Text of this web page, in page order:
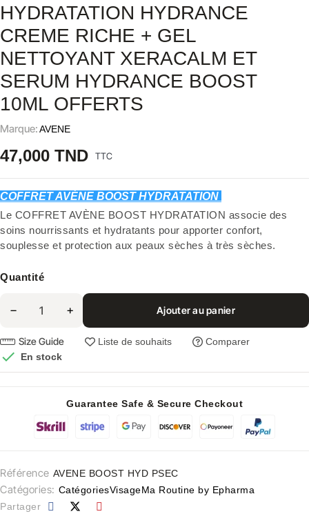
HYDRATATION HYDRANCE
CREME RICHE + GEL
NETTOYANT XERACALM ET
SERUM HYDRANCE BOOST
10ML OFFERTS
Marque:AVENE
47,000 TND TTC
COFFRET AVÈNE BOOST HYDRATATION
Le COFFRET AVÈNE BOOST HYDRATATION associe des
soins nourrissants et hydratants pour apporter confort,
souplesse et protection aux peaux sèches à très sèches.
Quantité
Ajouter au panier
Size Guide Liste de souhaits Comparer
 En stock
Guarantee Safe & Secure Checkout
Référence AVENE BOOST HYD PSEC
Catégories: CatégoriesVisageMa Routine by Epharma
Partager